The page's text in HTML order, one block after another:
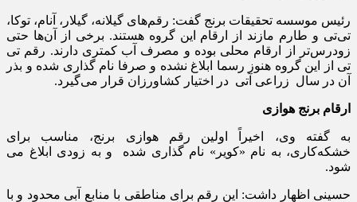
رئیس موسسه تحقیقات برنج گفت: رقم‌های گیلانه، گیلار، آنام، توکا،
تی‌تی و طارم مازند از ارقام این گروه هستند. برخی از آن‌ها حتی
زودرس‌تر از ارقام محلی بوده و مصرف آب کمتری دارند. رقم تی
تی از این گروه هنوز رسما ابلاغ نشده و صرفا نام گذاری شده و بذر
آن در سال زراعی آتی در اختیار کشاورزان قرار می‌گیرد.
ارقام برنج هوازی
به گفته وی، اخیراً اولین رقم هوازی برنج، مناسب برای
خشکه‌کاری، به نام «کویر» نام گذاری شده و به زودی ابلاغ می
شود.
حسینی اظهار داشت: این رقم برای مناطقی با منابع آبی محدود و با